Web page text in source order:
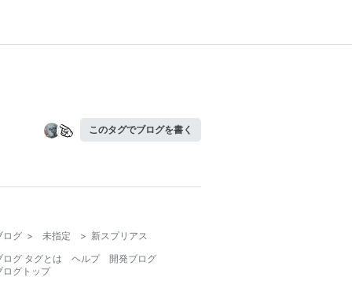
このタグでブログを書く
ログ > 未指定 > 新スプリアス
ログ タグとは
ヘルプ
開発ブログ
ログトップ